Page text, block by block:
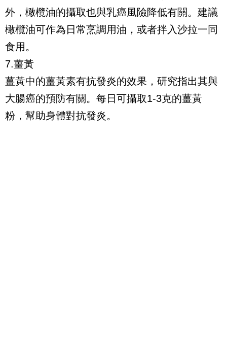
外，橄欖油的攝取也與乳癌風險降低有關。建議
橄欖油可作為日常烹調用油，或者拌入沙拉一同
食用。
7.薑黃
薑黃中的薑黃素有抗發炎的效果，研究指出其與
大腸癌的預防有關。每日可攝取1-3克的薑黃
粉，幫助身體對抗發炎。